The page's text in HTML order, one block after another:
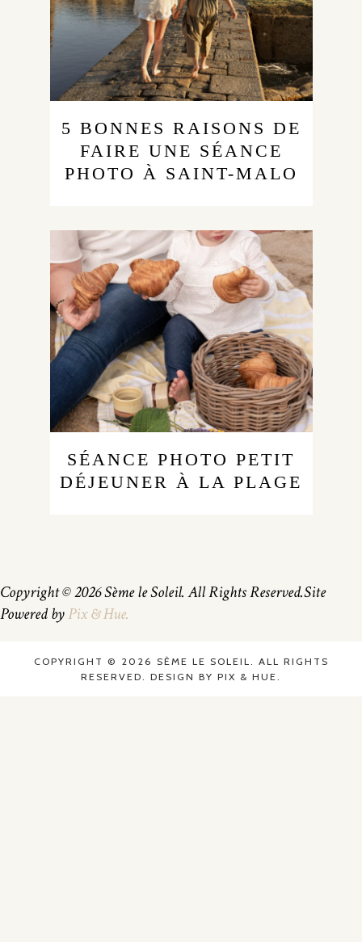
5 BONNES RAISONS DE
FAIRE UNE SÉANCE
PHOTO À SAINT-MALO
SÉANCE PHOTO PETIT
DÉJEUNER À LA PLAGE
Copyright © 2026 Sème le Soleil. All Rights Reserved.Site
Powered byPix & Hue.
COPYRIGHT © 2026 SÈME LE SOLEIL. ALL RIGHTS
RESERVED. DESIGN BY PIX & HUE.